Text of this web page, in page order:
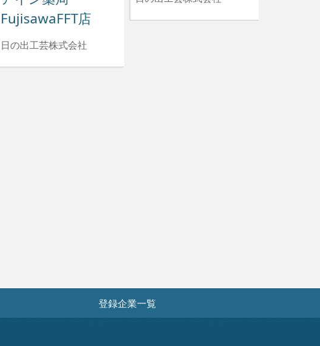
FujisawaFFT店
日の出工芸株式会社
登録企業一覧